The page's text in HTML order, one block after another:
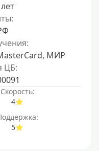
МИР
ЦБ:
Скорость:
4
5